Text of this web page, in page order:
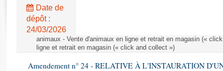
Rapports législatifs
Rapports sur l'application des lois
Baromètre de l’application des lois
Dossiers législatifs
Date de
dépôt :
24/03/2026
animaux - Vente d'animaux en ligne et retrait en magasin («
ligne et retrait en magasin (« click and collect »)
Amendement n° 24 - RELATIVE À L'INSTAURATION